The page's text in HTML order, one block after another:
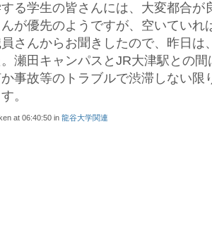
る学生の皆さんには、大変都合が
が優先のようですが、空いていれ
さんからお聞きしたので、昨日は
瀬田キャンパスとJR大津駅との
事故等のトラブルで渋滞しない限
。
at 06:40:50 in 龍谷大学関連